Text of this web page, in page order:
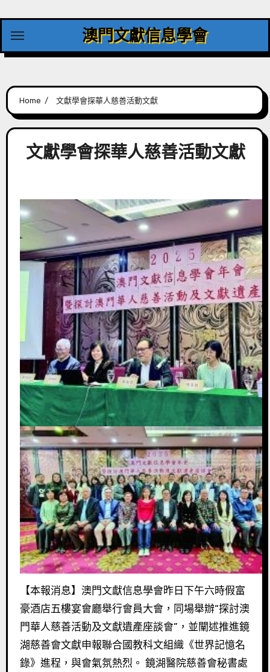
content
澳門文獻信息學會
Home 文獻學會探華人慈善活動文獻
文獻學會探華人慈善活動文獻
【本報消息】澳門文獻信息學會昨日下午六時假富
豪酒店五樓宴會廳舉行會員大會，同場舉辦“探討澳
門華人慈善活動及文獻遺產座談會”，並闡述推進鏡
湖慈善會文獻申報聯合國教科文組織《世界記憶名
錄》進程，與會氣氛熱烈。 鏡湖醫院慈善會秘書處